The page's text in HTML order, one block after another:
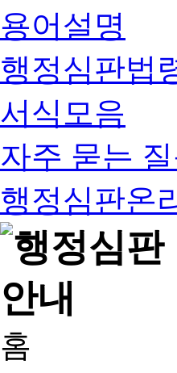
용어설명
행정심판법
서식모음
자주 묻는
행정심판온
홈